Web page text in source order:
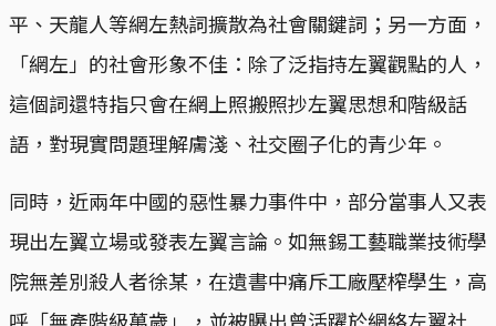
平、天龍人等網左熱詞擴散為社會關鍵詞；另一方面，
「網左」的社會形象不佳：除了泛指持左翼觀點的人，
這個詞還特指只會在網上照搬照抄左翼思想和階級話
語，對現實問題理解膚淺、社交圈子化的青少年。
同時，近兩年中國的惡性暴力事件中，部分當事人又表
現出左翼立場或發表左翼言論。如無錫工藝職業技術學
院無差別殺人者徐某，在遺書中痛斥工廠壓榨學生，高